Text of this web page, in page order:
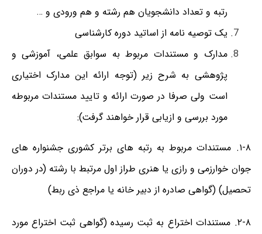
رتبه و تعداد دانشجویان هم رشته و هم ورودی و …
یک توصیه نامه از اساتید دوره کارشناسی
مدارک و مستندات مربوط به سوابق علمی، آموزشی و
پژوهشی به شرح زیر (توجه ارائه این مدارک اختیاری
است ولی صرفا در صورت ارائه و تایید مستندات مربوطه
مورد بررسی و ازیابی قرار خواهند گرفت):
۱-۸. مستندات مربوط به رتبه های برتر کشوری جشنواره های
جوان خوارزمی و رازی یا هنری طراز اول مرتبط با رشته (در دوران
تحصیل) (گواهی صادره از دبیر خانه یا مراجع ذی ربط)
۲-۸. مستندات اختراع به ثبت رسیده (گواهی ثبت اختراع مورد